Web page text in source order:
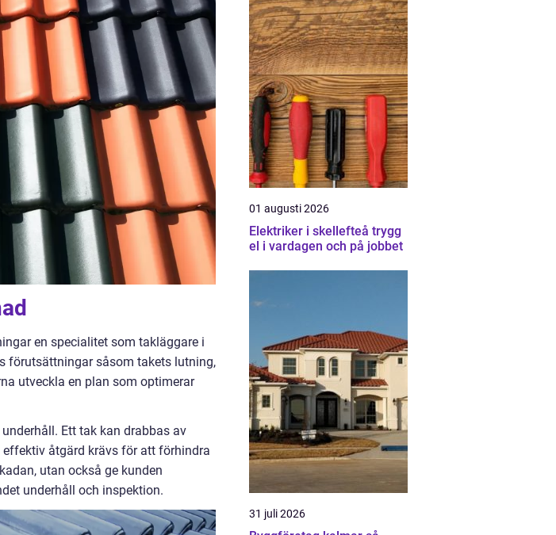
en specialitet som takläggare i
förutsättningar såsom takets lutning,
utveckla en plan som optimerar
Ett tak kan drabbas av
åtgärd krävs för att förhindra
utan också ge kunden
underhåll och inspektion.
01 augusti 2026
Elektriker i skellefteå trygg
el i vardagen och på jobbet
31 juli 2026